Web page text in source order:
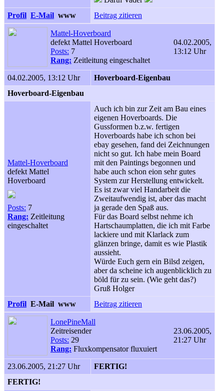
Profil E-Mail www Beitrag zitieren
Mattel-Hoverboard
defekt Mattel Hoverboard
Posts: 7
Rang: Zeitleitung eingeschaltet
04.02.2005,
13:12 Uhr
04.02.2005, 13:12 Uhr
Hoverboard-Eigenbau
Hoverboard-Eigenbau
Mattel-Hoverboard
defekt Mattel
Hoverboard
Posts: 7
Rang: Zeitleitung
eingeschaltet
Auch ich bin zur Zeit am Bau eines
eigenen Hoverboards. Die
Gussformen b.z.w. fertigen
Hoverboards habe ich schon bei
ebay gesehen, fand dei Zeichnungen
nicht so gut. Ich habe mein Board
mit den Paintings begonnen und
habe auch schon eion sehr gutes
System zur Herstellung entwickelt.
Es ist zwar viel Handarbeit die
Zweitaufwendig ist, aber das macht
ja gerade den Spaß aus.
Für das Board selbst nehme ich
Hartschaumplatten, die ich mit Farbe
lackiere und mit Klarlack zum
glänzen bringe, damit es wie Plastik
aussieht.
Würde Euch gern ein Bilsd zeigen,
aber da scheine ich augenblicklich zu
böld für zu sein. (Wie geht das?)
Gruß Holger
Profil E-Mail www Beitrag zitieren
LonePineMall
Zeitreisender
Posts: 29
Rang: Fluxkompensator fluxuiert
23.06.2005,
21:27 Uhr
23.06.2005, 21:27 Uhr
FERTIG!
FERTIG!